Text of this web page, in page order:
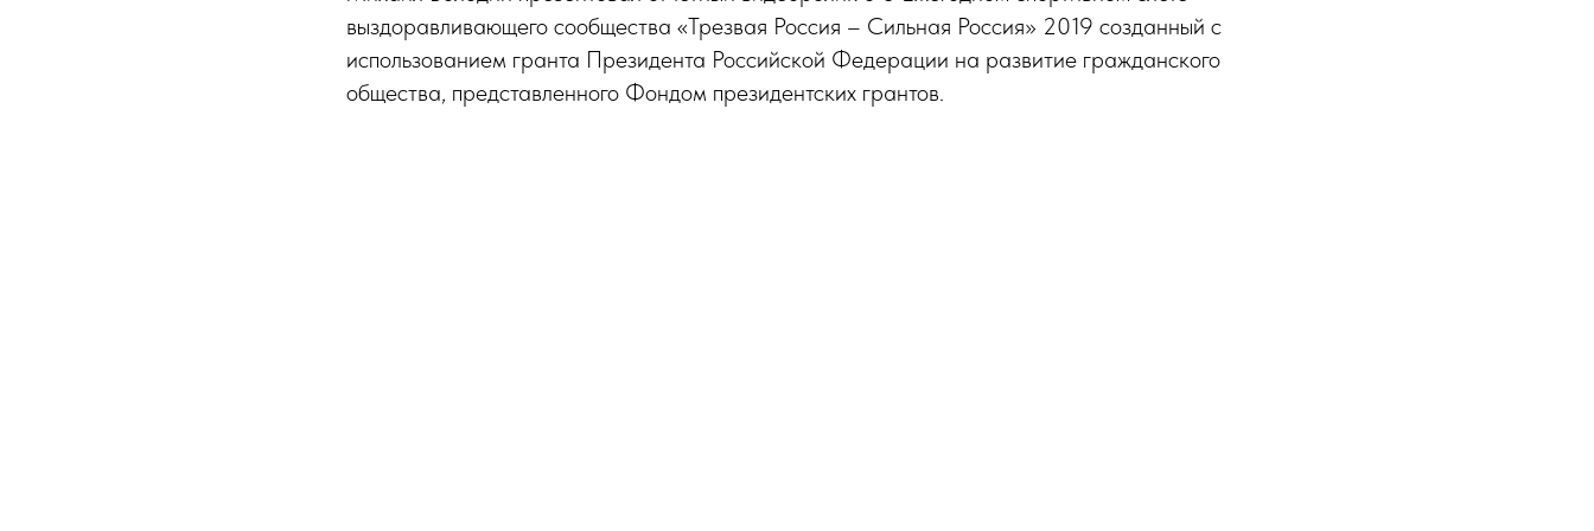
выздоравливающего сообщества «Трезвая Россия – Сильная Россия» 2019 созданный с
использованием гранта Президента Российской Федерации на развитие гражданского
общества, представленного Фондом президентских грантов.